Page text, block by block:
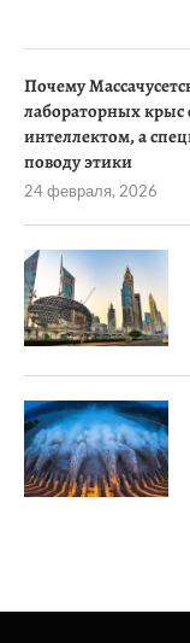
Почему
лабораторных
интеллектом, а
поводу этики
24 февраля, 2026